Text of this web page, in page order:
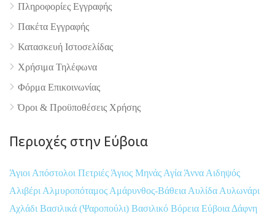
Πληροφορίες Εγγραφής
Πακέτα Εγγραφής
Κατασκευή Ιστοσελίδας
Χρήσιμα Τηλέφωνα
Φόρμα Επικοινωνίας
Όροι & Προϋποθέσεις Xρήσης
Περιοχές στην Εύβοια
Άγιοι Απόστολοι Πετριές Άγιος Μηνάς Αγία Άννα Αιδηψός
Αλιβέρι Αλμυροπόταμος Αμάρυνθος-Βάθεια Αυλίδα Αυλωνάρι
Αχλάδι Βασιλικά (Ψαροπούλι) Βασιλικό Βόρεια Εύβοια Δάφνη